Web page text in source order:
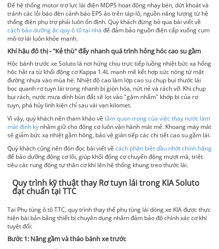
Để hệ thống motor trợ lực lái điện MDPS hoạt động nhạy bén, dứt khoát và
tránh các lỗi báo đèn cảnh báo EPS ảo trên táp-lô, nguồn năng lượng từ hệ
thống điện phụ trợ phải luôn ổn định. Quý khách đừng bỏ qua bài viết về
cách bảo dưỡng ắc quy ô tô tại nhà để đảm bảo nguồn điện cấp xuống cụm
mô-tơ lái luôn khỏe mạnh.
Khí hậu đô thị - "Kẻ thù" đẩy nhanh quá trình hỏng hóc cao su gầm
Hộc bánh trước xe Soluto là nơi hứng chịu trực tiếp luồng nhiệt bức xạ hổng
hộc hắt ra từ khối động cơ Kappa 1.4L mạnh mẽ kết hợp sức nóng từ mặt
đường nhựa vào mùa hè. Nhiệt độ cao làm lớp cao su chụp bụi thước lái
bọc quanh rơ tuyn lái trong nhanh bị giòn hóa, nứt nẻ và rách vỡ. Khi chụp
bụi rách, nước mưa dính bùn đất sẽ lọt vào "gặm nhấm" khớp bi của rơ
tuyn, phá hủy linh kiện chỉ sau vài vạn kilomet.
Vì vậy, quý khách nên tham khảo về tầm quan trọng của việc thay nước làm
mát định kỳ nhằm giữ cho động cơ luôn vận hành mát mẻ. Khoang máy mát
sẽ giảm bức xạ nhiệt gầm hông, bảo vệ gián tiếp các chi tiết cao su gầm lái.
Quý khách cũng nên đón đọc bài viết về cách phân biệt dầu nhớt chính hãng
để bảo dưỡng động cơ lõi, giúp khối động cơ chuyển động mượt mà, triệt
tiêu các rung động tự thân cơ khí lên hệ thống khung treo thước lái.
Quy trình kỹ thuật thay Rơ tuyn lái trong KIA Soluto
đạt chuẩn tại TTC
Tại Phụ tùng ô tô TTC, quy trình thay thế phụ tùng lái dòng xe KIA được thực
hiện bài bản bằng thiết bị chuyên dụng nhằm đảm bảo độ chính xác cơ khí
tuyệt đối:
Bước 1: Nâng gầm và tháo bánh xe trước